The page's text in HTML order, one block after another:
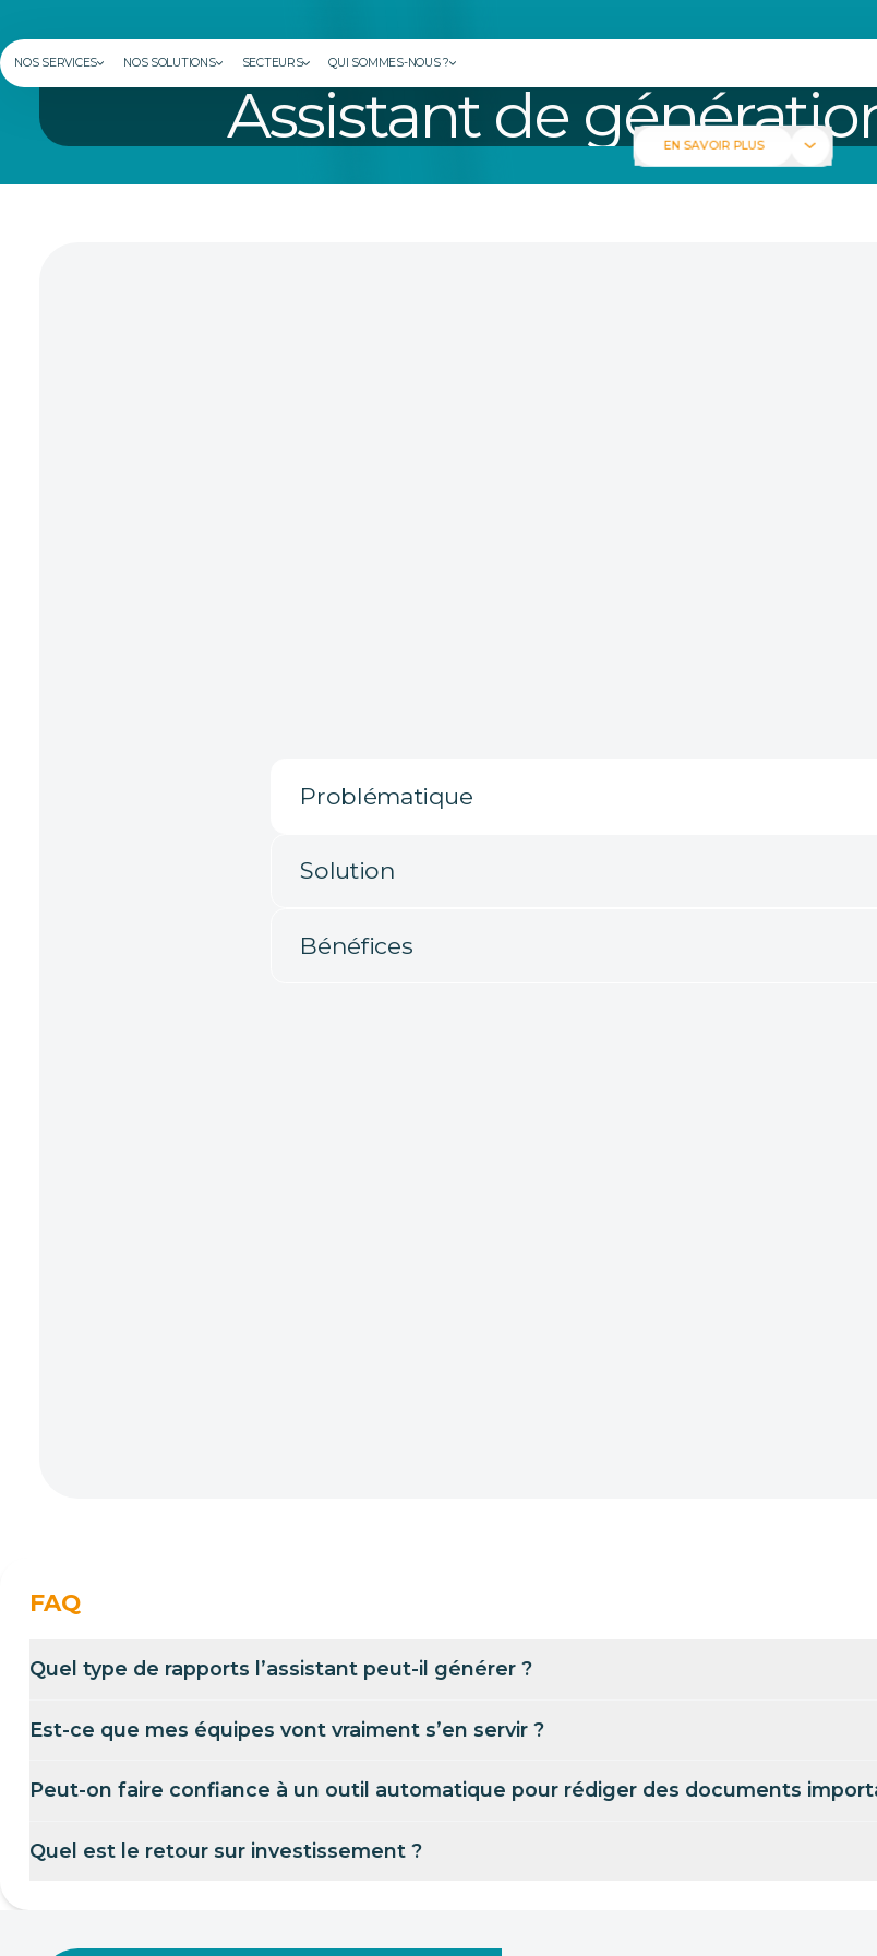
NOS SERVICES NOS SOLUTIONS SECTEURS QUI SOMMES-NOUS ?
Assistant de EN SAVOIR PLUS
Problématique
Solution
Bénéfices
FAQ
Quel type de rapports l’assistant peut-il générer ?
Est-ce que mes équipes vont vraiment s’en servir ?
Peut-on faire confiance à un outil automatique pour rédiger des documents
Quel est le retour sur investissement ?